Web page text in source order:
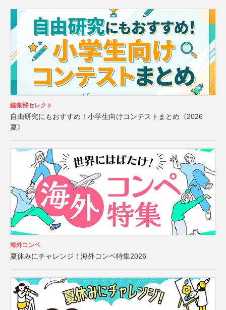
編集部セレクト
自由研究にもおすすめ！小学生向けコンテストまとめ《2026
夏》
海外コンペ
夏休みにチャレンジ！海外コンペ特集2026